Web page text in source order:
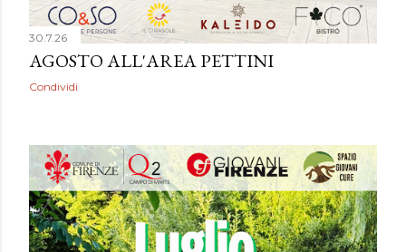
30.7.26
AGOSTO ALL'AREA PETTINI
Condividi